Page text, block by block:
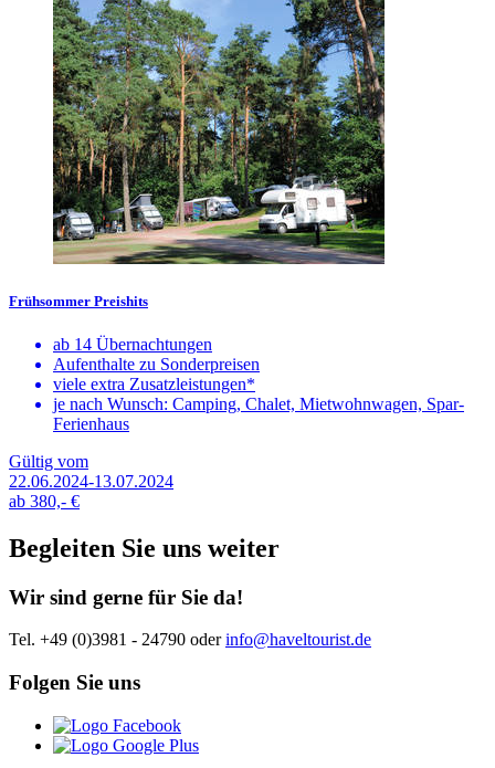
Frühsommer Preishits
ab 14 Übernachtungen
Aufenthalte zu Sonderpreisen
viele extra Zusatzleistungen*
je nach Wunsch: Camping, Chalet, Mietwohnwagen, Spar-
Ferienhaus
Gültig vom
22.06.2024-13.07.2024
ab 380,- €
Begleiten Sie uns weiter
Wir sind gerne für Sie da!
Tel. +49 (0)3981 - 24790 oderinfo@haveltourist.de
Folgen Sie uns